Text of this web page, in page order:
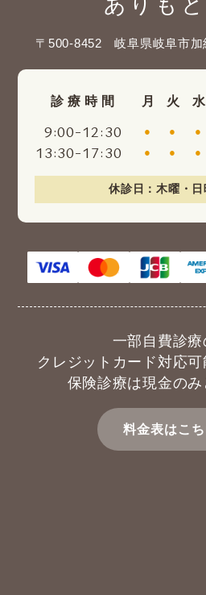
ありも
〒500-8452 岐阜県岐阜市加
休診日：木曜・日
診療時間 月 火 水
9:00-12:30 ● ● ●
13:30-17:30 ● ● ●
一部自費診療
クレジットカード対応可
保険診療は現金のみ
料金表はこち